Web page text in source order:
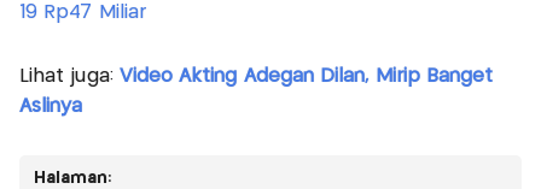
19 Rp47 Miliar
Lihat juga: Video Akting Adegan Dilan, Mirip Banget
Aslinya
Halaman: